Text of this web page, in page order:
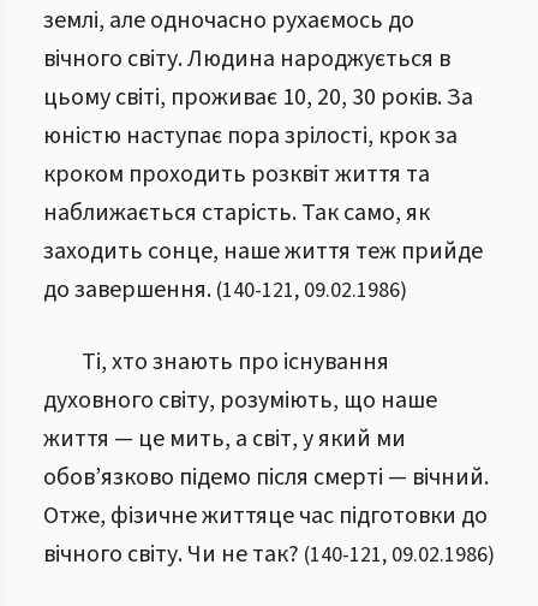
землі, але одночасно рухаємось до
вічного світу. Людина народжується в
цьому світі, проживає 10, 20, 30 років. За
юністю наступає пора зрілості, крок за
кроком проходить розквіт життя та
наближається старість. Так само, як
заходить сонце, наше життя теж прийде
до завершення. (140-121, 09.02.1986)
Ті, хто знають про існування
духовного світу, розуміють, що наше
життя — це мить, а світ, у який ми
обов’язково підемо після смерті — вічний.
Отже, фізичне життяце час підготовки до
вічного світу. Чи не так? (140-121, 09.02.1986)